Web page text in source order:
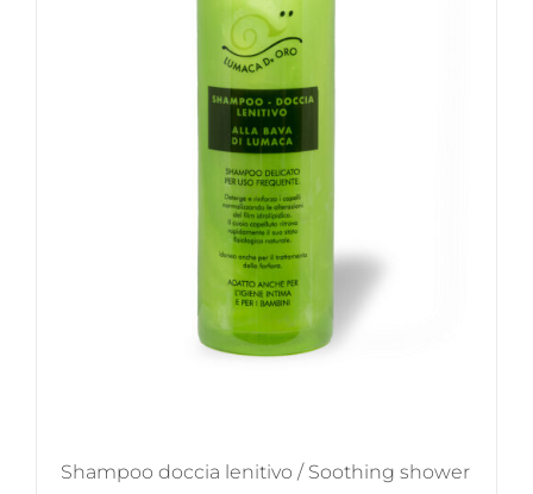
Shampoo doccia lenitivo / Soothing shower